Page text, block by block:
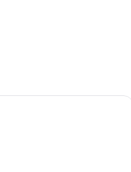
Art Hotel Pasitea